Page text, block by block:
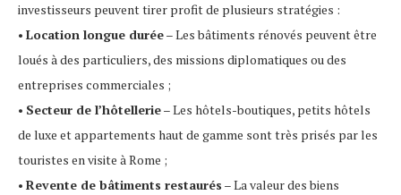
investisseurs peuvent tirer profit de plusieurs stratégies :
• Location longue durée– Les bâtiments rénovés peuvent être
loués à des particuliers, des missions diplomatiques ou des
entreprises commerciales ;
• Secteur de l’hôtellerie– Les hôtels-boutiques, petits hôtels
de luxe et appartements haut de gamme sont très prisés par les
touristes en visite à Rome ;
• Revente de bâtiments restaurés – La valeur des biens